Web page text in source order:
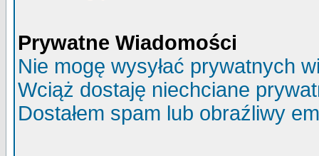
Prywatne Wiadomości
Nie mogę wysyłać prywatnych
Wciąż dostaję niechciane
Dostałem spam lub obraźliwy